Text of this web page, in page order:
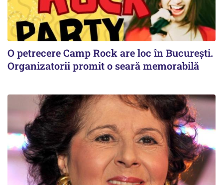
O petrecere Camp Rock are loc în București.
Organizatorii promit o seară memorabilă